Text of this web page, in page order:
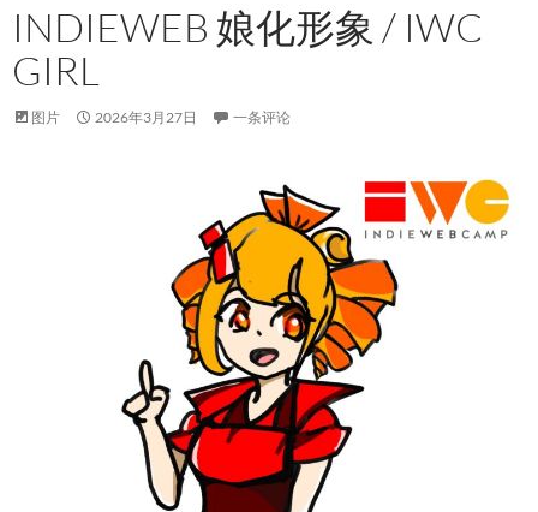
INDIEWEB 娘化形象 / IWC
GIRL
图片 2026年3月27日 一条评论